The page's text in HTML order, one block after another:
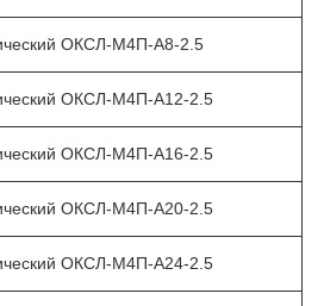
ОКСЛ-М4П-А8-2.5
ОКСЛ-М4П-А12-2.5
ОКСЛ-М4П-А16-2.5
ОКСЛ-М4П-А20-2.5
ОКСЛ-М4П-А24-2.5